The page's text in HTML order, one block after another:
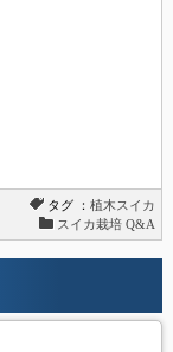
タグ ：植木スイカ
スイカ栽培 Q&A